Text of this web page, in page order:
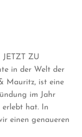
ZU
in der Welt der
Mauritz, ist eine
im Jahr
erlebt hat. In
einen genaueren